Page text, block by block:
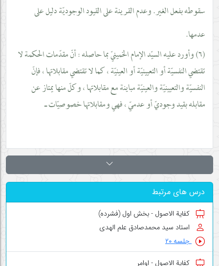
سقوطه بفعل الغير. وعدم القرينة على القيود الوجوديّة دليل على
عدمها.
(٦) وأورد عليه السيّد الإمام الخمينيّ بما حاصله : أنّ مقدّمات الحكمة لا
تقتضي النفسيّة أو التعيينيّة أو العينيّة ، كما لا تقتضي مقابلاتها ، فإنّ
النفسيّة والتعيينيّة والعينيّة مباينة مع مقابلاتها ، وكلّ منها يمتاز عن
مقابله بقيد وجوديّ أو عدميّ ، فهي ومقابلاتها خصوصيّات ـ
درس های مرتبط
کفایة الاصول - بخش اول (فشرده)
استاد سید محمدصادق علم الهدی
جلسه ۲۰
کفایة الاصول - اوامر